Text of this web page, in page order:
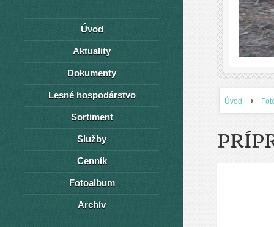
Úvod ›
Úvod
Aktuality
Dokumenty
Lesné hospodárstvo
Sortiment
Služby
Cenník
Fotoalbum
Archív